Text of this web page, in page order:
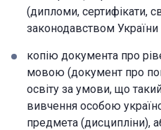
(дипломи, сертифікати,
законодавством
копію документа про
мовою (документ про
освіту за умови, що
вивчення особою
предмета (дисципліни),